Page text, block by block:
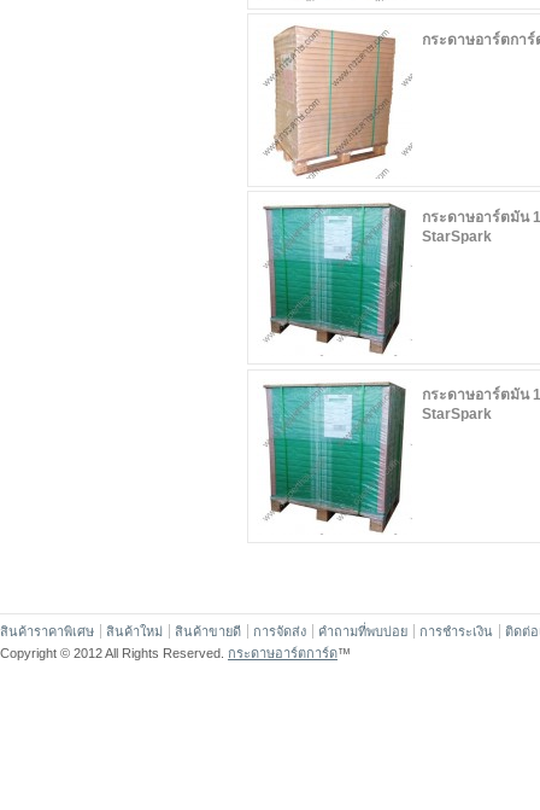
กระดาษอาร์ตกา
กระดาษอาร์ตมัน
StarSpark
กระดาษอาร์ตมัน
StarSpark
สินค้าราคาพิเศษ สินค้าใหม่ สินค้าขายดี การจัดส่ง คำถามที่พบบ่อย การชำระเงิน
ติดต่อ
Copyright © 2012 All Rights Reserved. กระดาษอาร์ตการ์ด™